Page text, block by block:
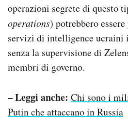
operazioni segrete di questo
operations) potrebbero
servizi di intelligence ucraini
senza la supervisione di
membri di governo.
– Leggi anche: Chi sono i
Putin che attaccano in Russia